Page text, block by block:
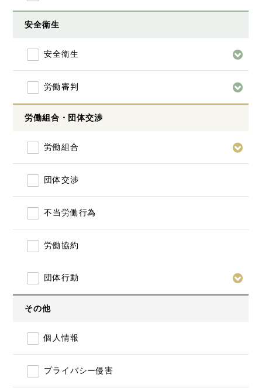
安全衛生
安全衛生
労働審判
労働組合・団体交渉
労働組合
団体交渉
不当労働行為
労働協約
団体行動
その他
個人情報
プライバシー侵害